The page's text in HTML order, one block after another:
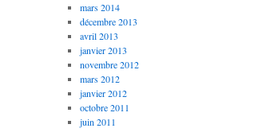
mars 2014
décembre 2013
avril 2013
janvier 2013
novembre 2012
mars 2012
janvier 2012
octobre 2011
juin 2011